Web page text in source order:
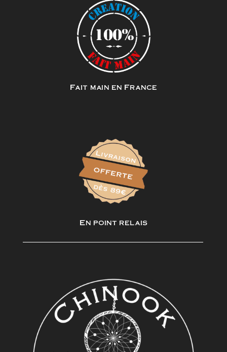
Fait main en France
En point relais